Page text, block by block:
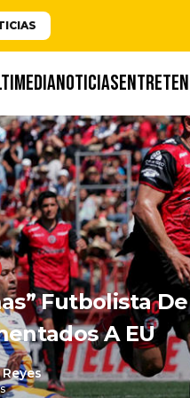
NOTICIAS
Futbolista
A EU